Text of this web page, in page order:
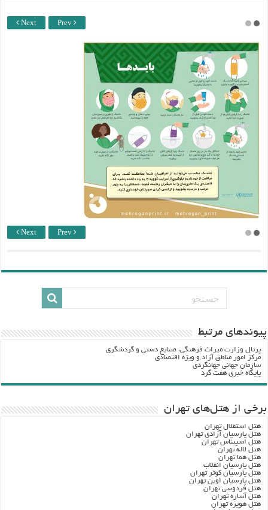
Next Prev
Next Prev
پيوندهاي مرتبط
پرتال وزارت ميراث فرهنگي، صنایع دستی و گردشگري
مرکز امور مناطق آزاد و ویژه اقتصادی
سازمان جهانی جهانگردی
پایگاه خبری هفت گرد
برخی از هتل‌های تهران
هتل استقلال تهران
هتل پارسیان آزادی تهران
هتل اسپیناس تهران
هتل لاله تهران
هتل هما تهران
هتل پارسیان انقلاب
هتل پارسیان کوثر تهران
هتل پارسیان اوین تهران
هتل فردوسی تهران
هتل آساره تهران
هتل هویزه تهران